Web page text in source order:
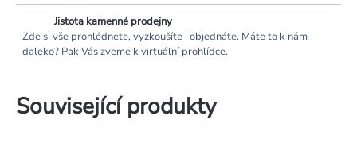
Jistota kamenné prodejny
Zde si vše prohlédnete, vyzkoušíte i objednáte. Máte to k nám
daleko? Pak Vás zveme k virtuální prohlídce.
Související produkty